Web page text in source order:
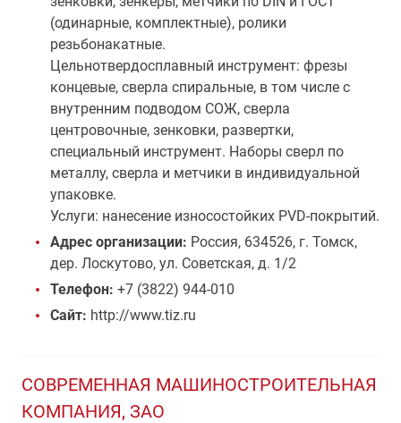
(одинарные, комплектные), ролики
резьбонакатные.
Цельнотвердосплавный инструмент: фрезы
концевые, сверла спиральные, в том числе с
внутренним подводом СОЖ, сверла
центровочные, зенковки, развертки,
специальный инструмент. Наборы сверл по
металлу, сверла и метчики в индивидуальной
упаковке.
Услуги: нанесение износостойких PVD-покрытий.
Адрес организации: Россия, 634526, г. Томск,
дер. Лоскутово, ул. Советская, д. 1/2
Телефон: +7 (3822) 944-010
Сайт: http://www.tiz.ru
СОВРЕМЕННАЯ МАШИНОСТРОИТЕЛЬНАЯ
КОМПАНИЯ, ЗАО